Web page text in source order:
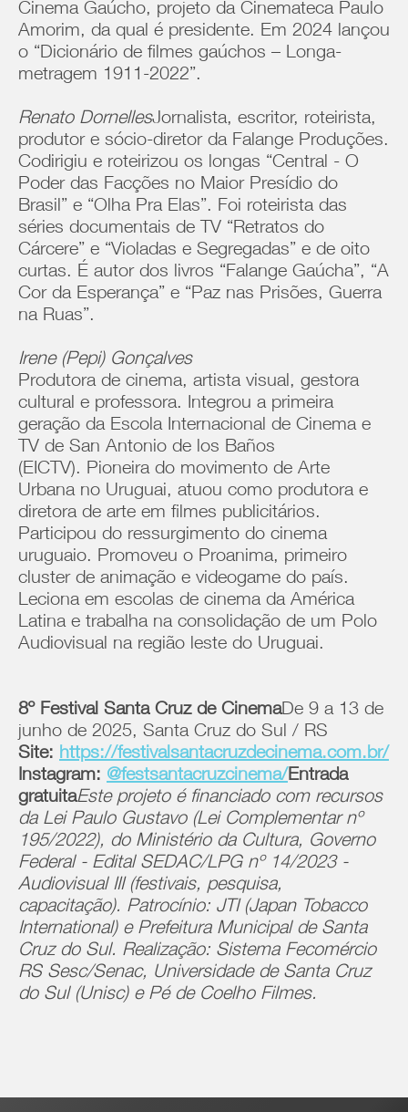
Cinema Gaúcho, projeto da Cinemateca Paulo
Amorim, da qual é presidente. Em 2024 lançou
o “Dicionário de filmes gaúchos – Longa-
metragem 1911-2022”.
Renato DornellesJornalista, escritor, roteirista,
produtor e sócio-diretor da Falange Produções.
Codirigiu e roteirizou os longas “Central - O
Poder das Facções no Maior Presídio do
Brasil” e “Olha Pra Elas”. Foi roteirista das
séries documentais de TV “Retratos do
Cárcere” e “Violadas e Segregadas” e de oito
curtas. É autor dos livros “Falange Gaúcha”, “A
Cor da Esperança” e “Paz nas Prisões, Guerra
na Ruas”.
Irene (Pepi) Gonçalves
Produtora de cinema, artista visual, gestora
cultural e professora. Integrou a primeira
geração da Escola Internacional de Cinema e
TV de San Antonio de los Baños
(EICTV). Pioneira do movimento de Arte
Urbana no Uruguai, atuou como produtora e
diretora de arte em filmes publicitários.
Participou do ressurgimento do cinema
uruguaio. Promoveu o Proanima, primeiro
cluster de animação e videogame do país.
Leciona em escolas de cinema da América
Latina e trabalha na consolidação de um Polo
Audiovisual na região leste do Uruguai.
8º Festival Santa Cruz de CinemaDe 9 a 13 de
junho de 2025, Santa Cruz do Sul / RS
Site: https://festivalsantacruzdecinema.com.br/
Instagram: @festsantacruzcinema/Entrada
gratuitaEste projeto é financiado com recursos
da Lei Paulo Gustavo (Lei Complementar nº
195/2022), do Ministério da Cultura, Governo
Federal - Edital SEDAC/LPG nº 14/2023 -
Audiovisual III (festivais, pesquisa,
capacitação). Patrocínio: JTI (Japan Tobacco
International) e Prefeitura Municipal de Santa
Cruz do Sul. Realização: Sistema Fecomércio
RS Sesc/Senac, Universidade de Santa Cruz
do Sul (Unisc) e Pé de Coelho Filmes.